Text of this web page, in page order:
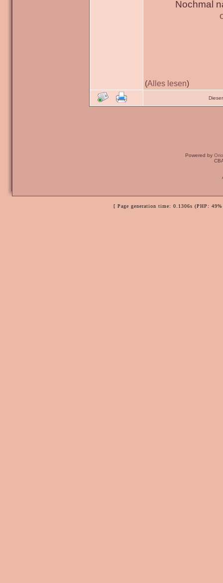
Nochmal
(Alles lesen)
Powered by
[ Page generation time: 0.1306s (PHP: